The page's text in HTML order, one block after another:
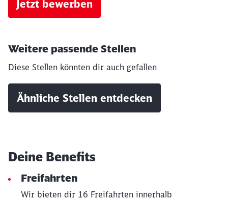
Jetzt bewerben
Weitere passende Stellen
Diese Stellen könnten dir auch gefallen
Ähnliche Stellen entdecken
Deine Benefits
Freifahrten
Wir bieten dir 16 Freifahrten innerhalb